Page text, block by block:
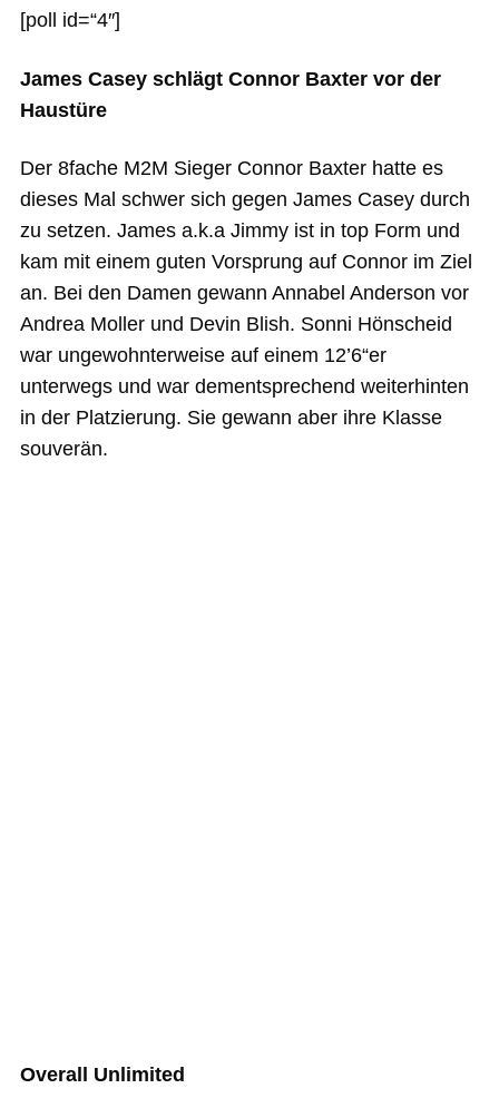
[poll id=“4″]
James Casey schlägt Connor Baxter vor der
Haustüre
Der 8fache M2M Sieger Connor Baxter hatte es
dieses Mal schwer sich gegen James Casey durch
zu setzen. James a.k.a Jimmy ist in top Form und
kam mit einem guten Vorsprung auf Connor im Ziel
an. Bei den Damen gewann Annabel Anderson vor
Andrea Moller und Devin Blish. Sonni Hönscheid
war ungewohnterweise auf einem 12’6“er
unterwegs und war dementsprechend weiterhinten
in der Platzierung. Sie gewann aber ihre Klasse
souverän.
Overall Unlimited